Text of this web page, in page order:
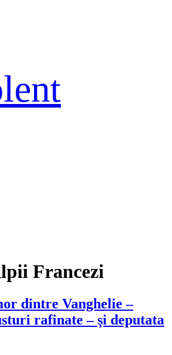
Francezi
dintre Vanghelie –
rafinate – şi deputata